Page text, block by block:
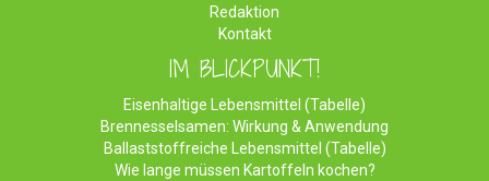
Redaktion
Kontakt
IM BLICKPUNKT!
Eisenhaltige Lebensmittel (Tabelle)
Brennesselsamen: Wirkung & Anwendung
Ballaststoffreiche Lebensmittel (Tabelle)
Wie lange müssen Kartoffeln kochen?